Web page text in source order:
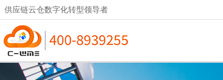
供应链云仓数字化转型领导者